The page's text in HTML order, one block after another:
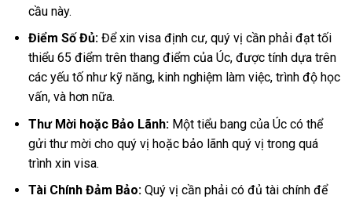
cầu này.
Điểm Số Đủ:Để xin visa định cư, quý vị cần phải đạt tối
thiểu 65 điểm trên thang điểm của Úc, được tính dựa trên
các yếu tố như kỹ năng, kinh nghiệm làm việc, trình độ học
vấn, và hơn nữa.
Thư Mời hoặc Bảo Lãnh:Một tiểu bang của Úc có thể
gửi thư mời cho quý vị hoặc bảo lãnh quý vị trong quá
trình xin visa.
Tài Chính Đảm Bảo:Quý vị cần phải có đủ tài chính để